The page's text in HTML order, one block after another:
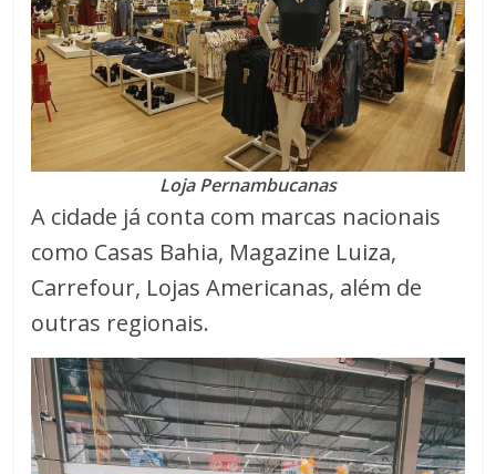
Loja Pernambucanas
A cidade já conta com marcas nacionais
como Casas Bahia, Magazine Luiza,
Carrefour, Lojas Americanas, além de
outras regionais.